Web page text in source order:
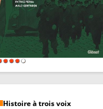
Histoire à trois voix